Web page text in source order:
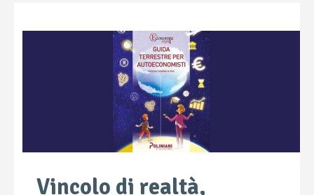
Vincolo di realtà,